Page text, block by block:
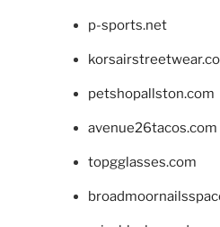
p-sports.net
petshopallston.com
avenue26tacos.com
topgglasses.com